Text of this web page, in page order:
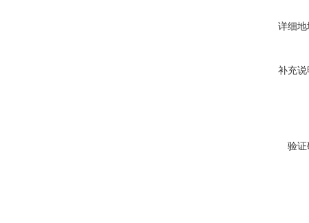
详细地
补充说
验证